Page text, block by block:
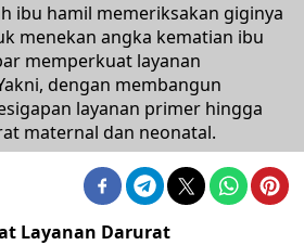
ibu hamil memeriksakan giginya
menekan angka kematian ibu
memperkuat layanan
dengan membangun
layanan primer hingga
maternal dan neonatal.
Layanan Darurat